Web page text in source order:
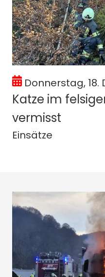
Donnerstag, 18.
Katze im
vermisst
Einsätze